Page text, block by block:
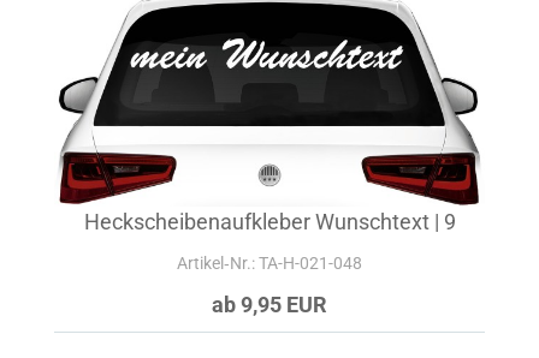
Heckscheibenaufkleber Wunschtext | 9
Artikel‑Nr.: TA-H-021-048
ab 9,95 EUR